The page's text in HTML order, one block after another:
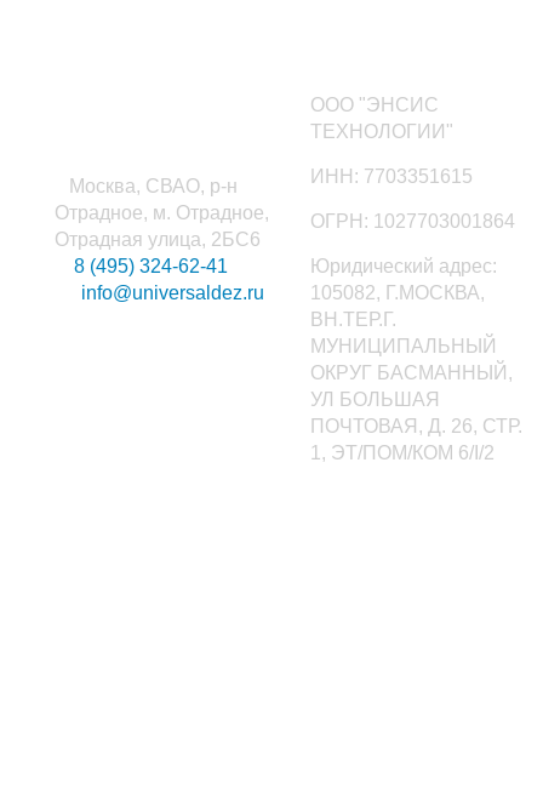
Москва, СВАО, р-н
Отрадное, м. Отрадное,
Отрадная улица, 2БС6
8 (495) 324-62-41
info@universaldez.ru
ООО "ЭНСИС
ТЕХНОЛОГИИ"
ИНН: 7703351615
ОГРН: 1027703001864
Юридический адрес:
105082, Г.МОСКВА,
ВН.ТЕР.Г.
МУНИЦИПАЛЬНЫЙ
ОКРУГ БАСМАННЫЙ,
УЛ БОЛЬШАЯ
ПОЧТОВАЯ, Д. 26, СТР.
1, ЭТ/ПОМ/КОМ 6/I/2